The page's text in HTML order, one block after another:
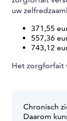
uw
371,55
557,36
743,12
Het zorgforfait
Chronisch
Daarom